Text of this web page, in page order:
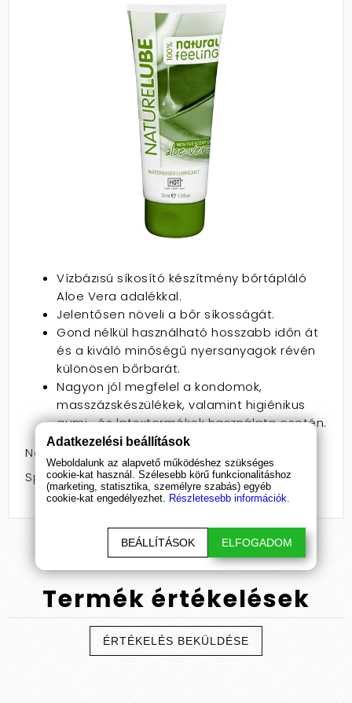
Vízbázisú síkosító készítmény bőrtápláló
Aloe Vera adalékkal.
Jelentősen növeli a bőr síkosságát.
Gond nélkül használható hosszabb időn át
és a kiváló minőségű nyersanyagok révén
különösen bőrbarát.
Nagyon jól megfelel a kondomok,
masszázskészülékek, valamint higiénikus
gumi- és latextermékek használata esetén.
Nem: pároknak
Speciális jellemző: gyógynövényes
Termék értékelések
ÉRTÉKELÉS BEKÜLDÉSE
Adatkezelési beállítások
Weboldalunk az alapvető működéshez szükséges
cookie-kat használ. Szélesebb körű funkcionalitáshoz
(marketing, statisztika, személyre szabás) egyéb
cookie-kat engedélyezhet. Részletesebb információk.
BEÁLLÍTÁSOK ELFOGADOM